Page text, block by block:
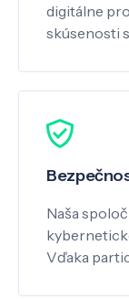
digitálne
skúsenosti
Naša
Vďaka